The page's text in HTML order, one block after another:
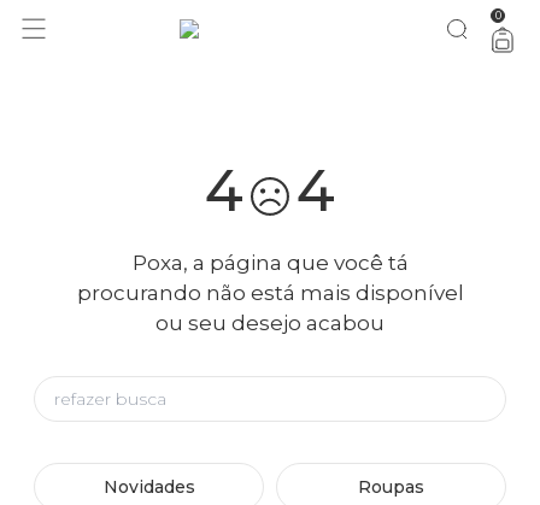
você merece 30% OFF pra comemorar com a gente aproveita! 0
4 4
Poxa, a página que você tá
procurando não está mais disponível
ou seu desejo acabou
Novidades Roupas